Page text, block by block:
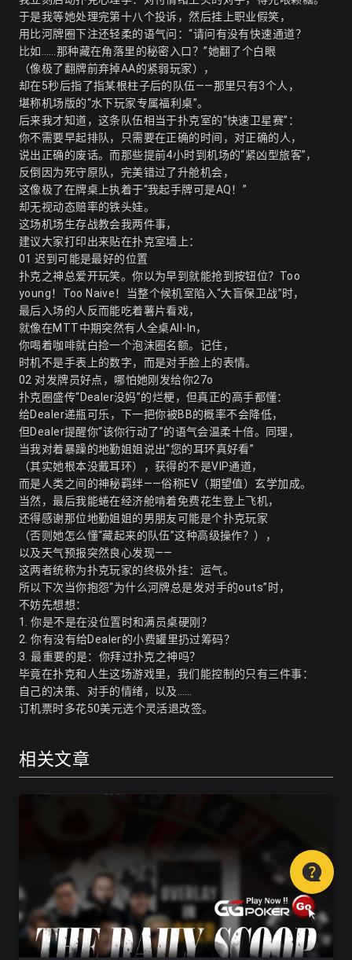
于是我等她处理完第十八个投诉，然后挂上职业假笑，
用比河牌圈下注还轻柔的语气问：“请问有没有快速通道？
比如……那种藏在角落里的秘密入口？”她翻了个白眼
（像极了翻牌前弃掉AA的紧弱玩家），
却在5秒后指了指某根柱子后的队伍——那里只有3个人，
堪称机场版的“水下玩家专属福利桌”。
后来我才知道，这条队伍相当于扑克室的“快速卫星赛”：
你不需要早起排队，只需要在正确的时间，对正确的人，
说出正确的废话。而那些提前4小时到机场的“紧凶型旅客”，
反倒因为死守原队，完美错过了升舱机会，
这像极了在牌桌上执着于“我起手牌可是AQ！”
却无视动态赔率的铁头娃。
这场机场生存战教会我两件事，
建议大家打印出来贴在扑克室墙上：
01 迟到可能是最好的位置
扑克之神总爱开玩笑。你以为早到就能抢到按钮位？Too
young！Too Naive！当整个候机室陷入“大盲保卫战”时，
最后入场的人反而能吃着薯片看戏，
就像在MTT中期突然有人全桌All-In，
你喝着咖啡就白捡一个泡沫圈名额。记住，
时机不是手表上的数字，而是对手脸上的表情。
02 对发牌员好点，哪怕她刚发给你27o
扑克圈盛传“Dealer没妈”的烂梗，但真正的高手都懂：
给Dealer递瓶可乐，下一把你被BB的概率不会降低，
但Dealer提醒你“该你行动了”的语气会温柔十倍。同理，
当我对着暴躁的地勤姐姐说出“您的耳环真好看”
（其实她根本没戴耳环），获得的不是VIP通道，
而是人类之间的神秘羁绊——俗称EV（期望值）玄学加成。
当然，最后我能蜷在经济舱啃着免费花生登上飞机，
还得感谢那位地勤姐姐的男朋友可能是个扑克玩家
（否则她怎么懂“藏起来的队伍”这种高级操作？），
以及天气预报突然良心发现——
这两者统称为扑克玩家的终极外挂：运气。
所以下次当你抱怨“为什么河牌总是发对手的outs”时，
不妨先想想：
1. 你是不是在没位置时和满员桌硬刚？
2. 你有没有给Dealer的小费罐里扔过筹码？
3. 最重要的是：你拜过扑克之神吗？
毕竟在扑克和人生这场游戏里，我们能控制的只有三件事：
自己的决策、对手的情绪，以及……
订机票时多花50美元选个灵活退改签。
相关文章